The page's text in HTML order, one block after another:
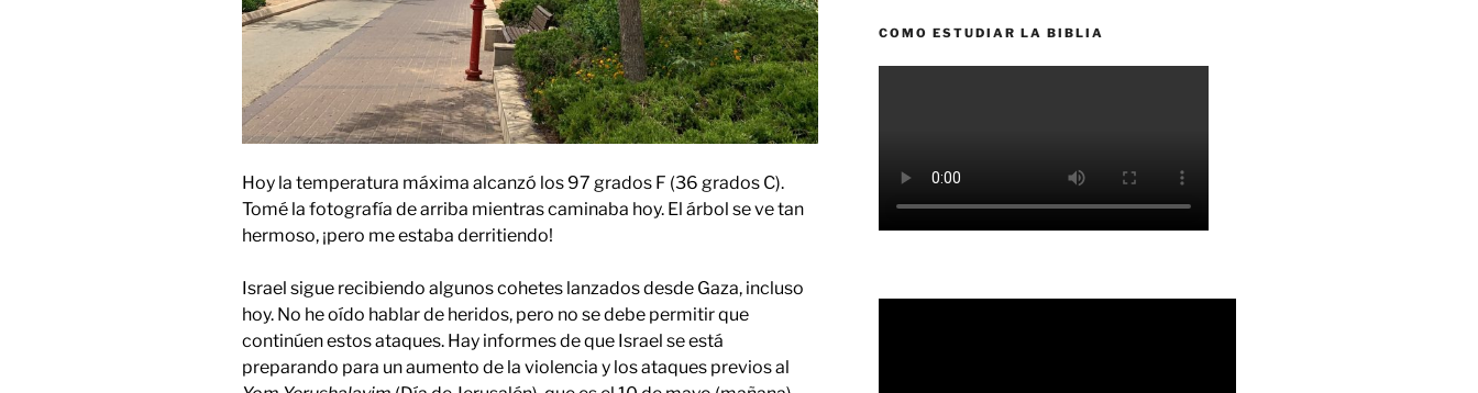
Hoy la temperatura máxima alcanzó los 97 grados F (36 grados C).
Tomé la fotografía de arriba mientras caminaba hoy. El árbol se ve tan
hermoso, ¡pero me estaba derritiendo!
Israel sigue recibiendo algunos cohetes lanzados desde Gaza, incluso
hoy. No he oído hablar de heridos, pero no se debe permitir que
continúen estos ataques. Hay informes de que Israel se está
preparando para un aumento de la violencia y los ataques previos al
COMO ESTUDIAR LA BIBLIA